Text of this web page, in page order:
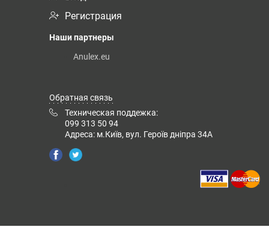
Регистрация
Наши партнеры
Anulex.eu
Обратная связь
Техническая поддежка:
099 313 50 94
Адреса: м.Київ, вул. Героїв дніпра 34А